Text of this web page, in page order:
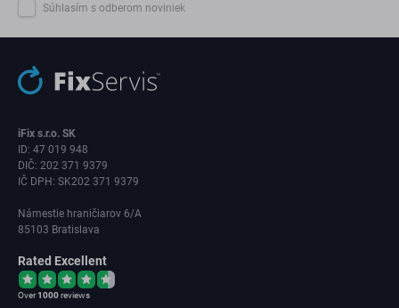
Súhlasím s odberom noviniek
iFix s.r.o. SK
ID: 47 019 948
DIČ: 202 371 9379
IČ DPH: SK202 371 9379
Námestie hraničiarov 6/A
85103 Bratislava
Rated Excellent
Over1000reviews